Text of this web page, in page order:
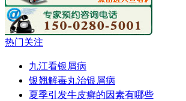
热门关注
九江看银屑病
银翘解毒丸治银屑病
夏季引发牛皮癣的因素有哪些